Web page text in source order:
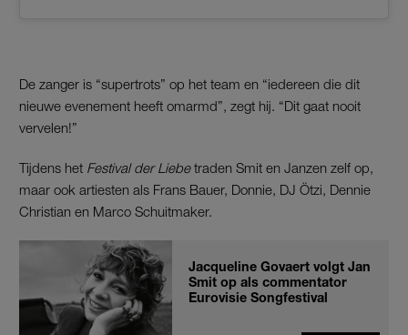
De zanger is “supertrots” op het team en “iedereen die dit
nieuwe evenement heeft omarmd”, zegt hij. “Dit gaat nooit
vervelen!”
Tijdens het Festival der Liebetraden Smit en Janzen zelf op,
maar ook artiesten als Frans Bauer, Donnie, DJ Ötzi, Dennie
Christian en Marco Schuitmaker.
Jacqueline Govaert volgt Jan
Smit op als commentator
Eurovisie Songfestival